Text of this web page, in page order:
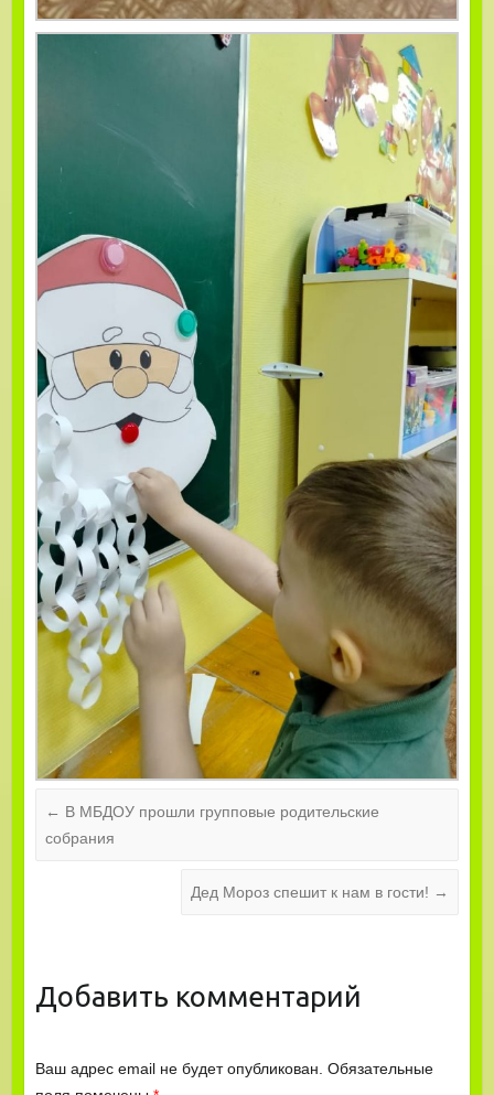
← В МБДОУ прошли групповые родительские
собрания
Дед Мороз спешит к нам в гости! →
Добавить комментарий
Ваш адрес email не будет опубликован. Обязательные